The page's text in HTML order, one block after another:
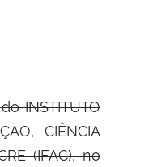
do INSTITUTO
CIÊNCIA
(IFAC), no